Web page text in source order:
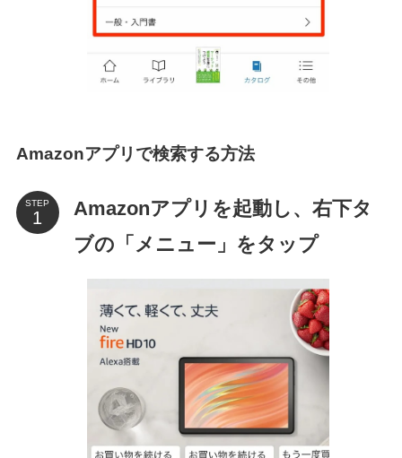
Amazonアプリで検索する方法
STEP
Amazonアプリを起動し、右下タ
ブの「メニュー」をタップ